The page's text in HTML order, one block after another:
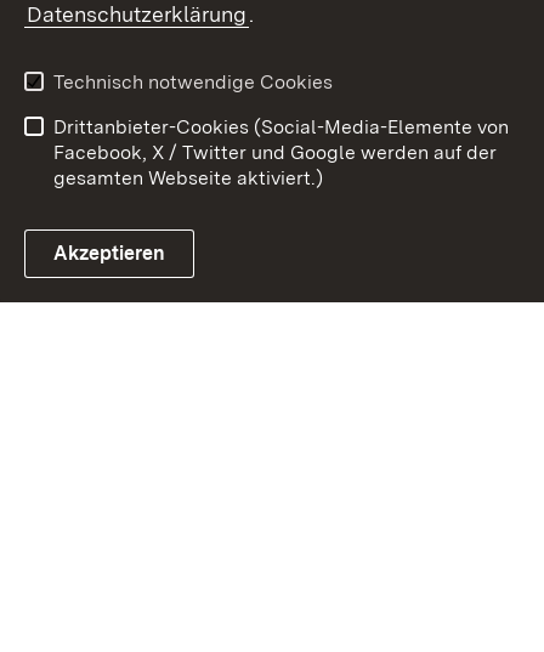
Link zum Landesportal
Kontakt
Barrierefreiheit
Impressum
Cookies
Datenschutzerklärung.
Technisch notwendige Cookies
Drittanbieter-Cookies (Social-Media-Elemente von
Facebook, X / Twitter und Google werden auf der
gesamten Webseite aktiviert.)
Akzeptieren